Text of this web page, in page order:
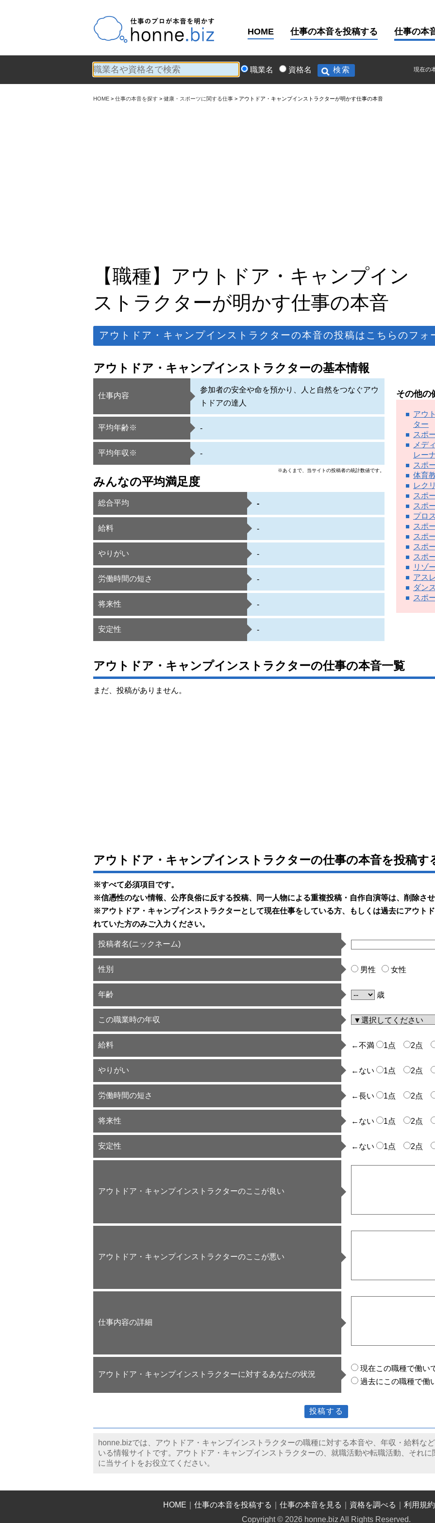
HOME 仕事の本音を投稿する 仕事の本
職業名 資格名 現在の
HOME 仕事の本音を探す 健康・スポーツに関する仕事 アウトドア・キャンプインストラクターが明かす仕事の本音
【職種】アウトドア・キャンプイン
ストラクターが明かす仕事の本音
アウトドア・キャンプインストラクターの本音の投稿はこちらのフォ
アウトドア・キャンプインストラクターの基本情報
仕事内容
参加者の安全や命を預かり、人と自然をつなぐアウ
トドアの達人
平均年齢※ -
平均年収※ -
※あくまで、当サイトの投稿者の統計数値です。
みんなの平均満足度
総合平均 -
給料 -
やりがい -
労働時間の短さ -
将来性 -
安定性 -
その他の
アウ
ター
スポ
メデ
レー
スポ
体育
レク
スポ
スポ
プロ
スポ
スポ
スポ
スポ
リゾ
アス
ダン
スポ
アウトドア・キャンプインストラクターの仕事の本音一覧
まだ、投稿がありません。
アウトドア・キャンプインストラクターの仕事の本音を投稿す
※すべて必須項目です。
※信憑性のない情報、公序良俗に反する投稿、同一人物による重複投稿・自作自演等は、削除さ
※アウトドア・キャンプインストラクターとして現在仕事をしている方、もしくは過去にアウト
れていた方のみご入力ください。
投稿者名(ニックネーム)
性別 男性 女性
年齢 歳
この職業時の年収
給料 ←不満 1点 2点
やりがい ←ない 1点 2点
労働時間の短さ ←長い 1点 2点
将来性 ←ない 1点 2点
安定性 ←ない 1点 2点
アウトドア・キャンプインストラクターのここが良い
アウトドア・キャンプインストラクターのここが悪い
仕事内容の詳細
アウトドア・キャンプインストラクターに対するあなたの状況
現在この職種で働い
過去にこの職種で働
honne.bizでは、アウトドア・キャンプインストラクターの職種に対する本音や、年収・給料な
いる情報サイトです。アウトドア・キャンプインストラクターの、就職活動や転職活動、それ
に当サイトをお役立てください。
HOME 仕事の本音を投稿する 仕事の本音を見る 資格を調べる
利用規約
Copyright © 2026 honne.biz All Rights Reserved.